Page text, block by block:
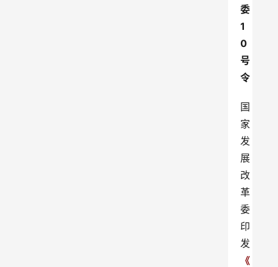
委
1
0
号
令
国
家
发
展
改
革
委
印
发
《